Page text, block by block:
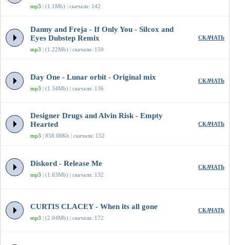
mp3 | (1.1Mb) | скачали: 142
Danny and Freja - If Only You - Silcox and
Eyes Dubstep Remix
mp3 | (1.22Mb) | скачали: 150
СКАЧАТЬ
Day One - Lunar orbit - Original mix
mp3 | (1.34Mb) | скачали: 136
СКАЧАТЬ
Designer Drugs and Alvin Risk - Empty
Hearted
mp3 | 858.08Kb | скачали: 152
СКАЧАТЬ
Diskord - Release Me
mp3 | (1.63Mb) | скачали: 132
СКАЧАТЬ
CURTIS CLACEY - When its all gone
mp3 | (2.04Mb) | скачали: 172
СКАЧАТЬ